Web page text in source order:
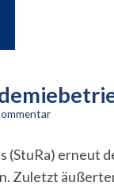
zu
StuRas
zum
erneut